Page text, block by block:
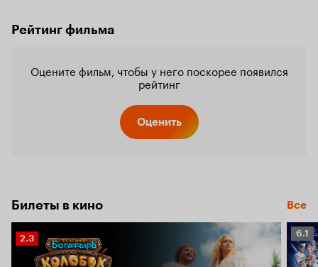
Рейтинг фильма
Оцените фильм, чтобы у него поскорее появился
рейтинг
Оценить
Билеты в кино Все
Рейтинг
Кинопоиска
2.3
6.1
6.1